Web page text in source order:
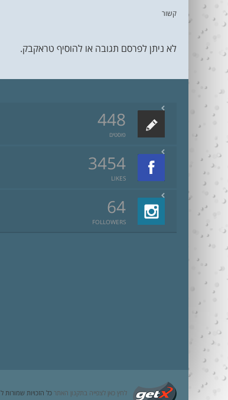
קשור
לא ניתן לפרסם תגובה או להוסיף טראקבק.
448
פוסטים
3454
LIKES
64
FOLLOWERS
לחץ כאן לצפייה בתקנון האתר כל הזכויות שמורות ל getX.co.il 2015